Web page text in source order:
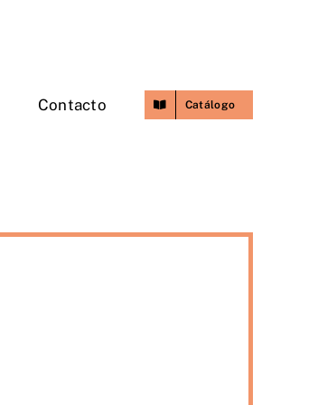
Contacto Catálogo